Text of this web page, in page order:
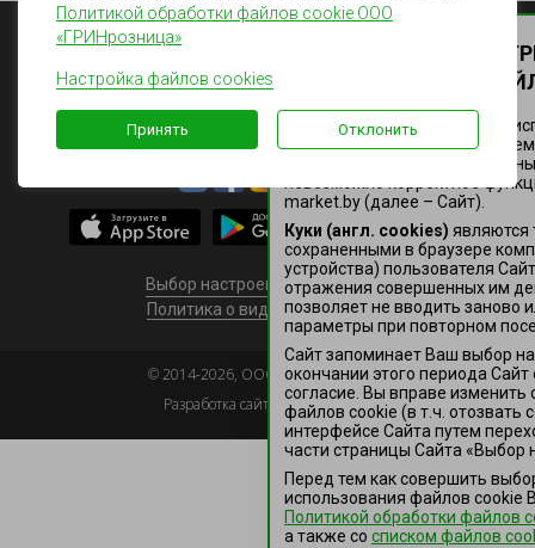
Выбор настроек файлов сookie
Политика о видеонаблюдении
©2014-2026, ООО «ГРИНрозница»
Разработка сайта —
Ariol
Политикой обработки файлов cookie ООО
«ГРИНрозница»
Настройка файлов cookies
Принять Отклонить
НАСТРОЙТЕ
ИСПОЛЬЗОВАНИЯ
Здесь Вы можете настроить
файлов cookie, за
функциональные
невозможно корректное
market.by (далее – Сайт).
Куки (англ. cookies) являются
сохраненными в браузере
устройства) пользователя
отражения совершенных им
позволяет не вводить заново
параметры при повторном
Сайт запоминает Ваш выбор
окончании этого периода
согласие. Вы вправе изменить
файлов сookie (в т.ч. отозвать
интерфейсе Сайта путем
части страницы Сайта «Выбор
Перед тем как совершить
использования файлов сookie
Политикой обработки файлов
а также co списком файлов